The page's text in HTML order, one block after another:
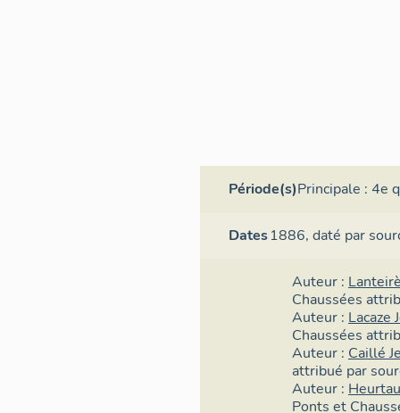
Période(s)Principale : 4e
Dates1886,daté par
Auteur :
Chaussées
Auteur : Lacaze
Chaussées
Auteur : Caillé
attribué par
Auteur :
Ponts et